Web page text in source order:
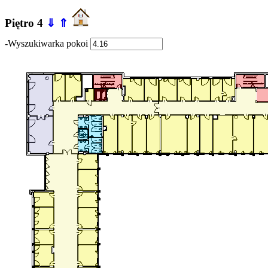
Piętro 4 ⇓ ⇑
-Wyszukiwarka pokoi